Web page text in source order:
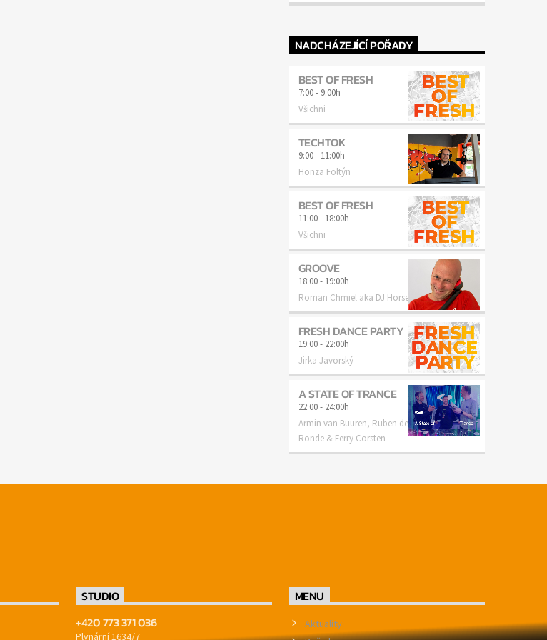
NADCHÁZEJÍCÍ POŘADY
BEST OF FRESH
7:00- 9:00h
Všichni
TECHTOK
9:00- 11:00h
Honza Foltýn
BEST OF FRESH
11:00- 18:00h
Všichni
GROOVE
18:00- 19:00h
Roman Chmiel aka DJ Horse
FRESH DANCE PARTY
19:00- 22:00h
Jirka Javorský
A STATE OF TRANCE
22:00- 24:00h
Armin van Buuren, Ruben de
Ronde & Ferry Corsten
STUDIO
+420 773 371 036
Plynární 1634/7
MENU
Aktuality